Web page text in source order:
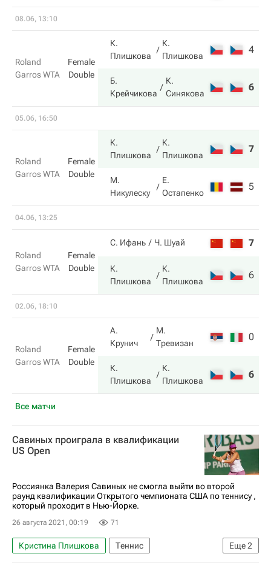
Все матчи
08.06, 13:10
Roland
Garros WTA
Female
Double
К.
Плишкова
К.
Плишкова
4
Б.
Крейчикова
К.
Синякова
6
05.06, 16:50
Roland
Garros WTA
Female
Double
К.
Плишкова
К.
Плишкова
7
М.
Никулеску
Е.
Остапенко
5
04.06, 13:25
Roland
Garros WTA
Female
Double
С. Ифань Ч. Шуай 7
К.
Плишкова
К.
Плишкова
6
02.06, 18:10
Roland
Garros WTA
Female
Double
А.
Крунич
М.
Тревизан
0
К.
Плишкова
К.
Плишкова
6
Савиных проиграла в квалификации
US Open
Россиянка Валерия Савиных не смогла выйти во второй
раунд квалификации Открытого чемпионата США по теннису ,
который проходит в Нью-Йорке.
26 августа 2021, 00:19 71
Еще2
Кристина Плишкова
Теннис
Валерия Савиных